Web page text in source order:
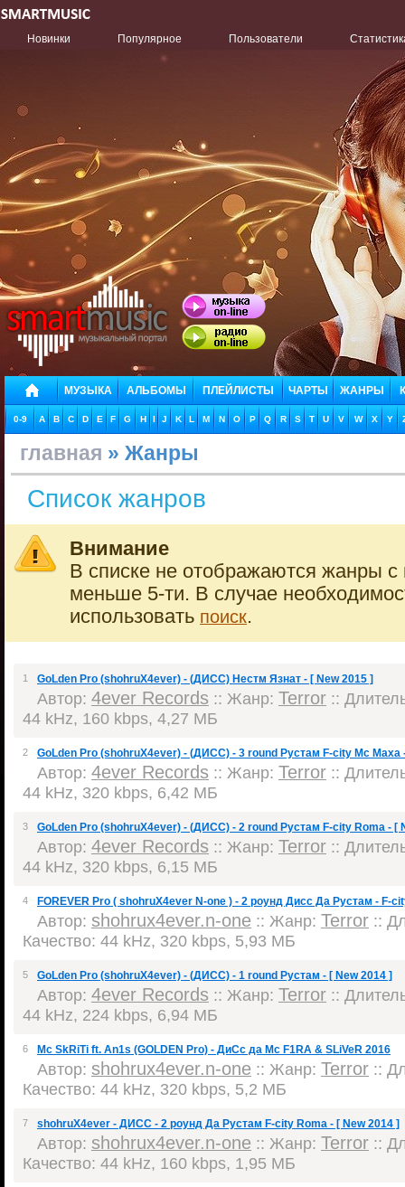
Новинки Популярное Пользователи
МУЗЫКА АЛЬБОМЫ ПЛЕЙЛИСТЫ ЧАРТЫ ЖАНРЫ
0-9 A B C D E F G H I J K L M N O P Q R S T U V W X Y
главная » Жанры
Список жанров
Внимание
В списке не отображаются жанры с
меньше 5-ти. В случае
использовать поиск.
1 GoLden Pro (shohruX4ever) - (ДИСС) Нестм Язнат - [ New 2015 ]
Автор: 4ever Records :: Жанр: Terror ::
44 kHz, 160 kbps, 4,27 МБ
2 GoLden Pro (shohruX4ever) - (ДИСС) - 3 round Рустам F-city Мс Маха
Автор: 4ever Records :: Жанр: Terror ::
44 kHz, 320 kbps, 6,42 МБ
3 GoLden Pro (shohruX4ever) - (ДИСС) - 2 round Рустам F-city Roma - [
Автор: 4ever Records :: Жанр: Terror ::
44 kHz, 320 kbps, 6,15 МБ
4 FOREVER Pro ( shohruX4ever N-one ) - 2 роунд Дисс Да Рустам - F-
Автор: shohrux4ever.n-one :: Жанр: Terror ::
Качество: 44 kHz, 320 kbps, 5,93 МБ
5 GoLden Pro (shohruX4ever) - (ДИСС) - 1 round Рустам - [ New 2014 ]
Автор: 4ever Records :: Жанр: Terror ::
44 kHz, 224 kbps, 6,94 МБ
6 Mc SkRiTi ft. An1s (GOLDEN Pro) - ДиСс да Mc F1RA & SLiVeR 2016
Автор: shohrux4ever.n-one :: Жанр: Terror ::
Качество: 44 kHz, 320 kbps, 5,2 МБ
7 shohruX4ever - ДИСС - 2 роунд Да Рустам F-city Roma - [ New 2014 ]
Автор: shohrux4ever.n-one :: Жанр: Terror ::
Качество: 44 kHz, 160 kbps, 1,95 МБ